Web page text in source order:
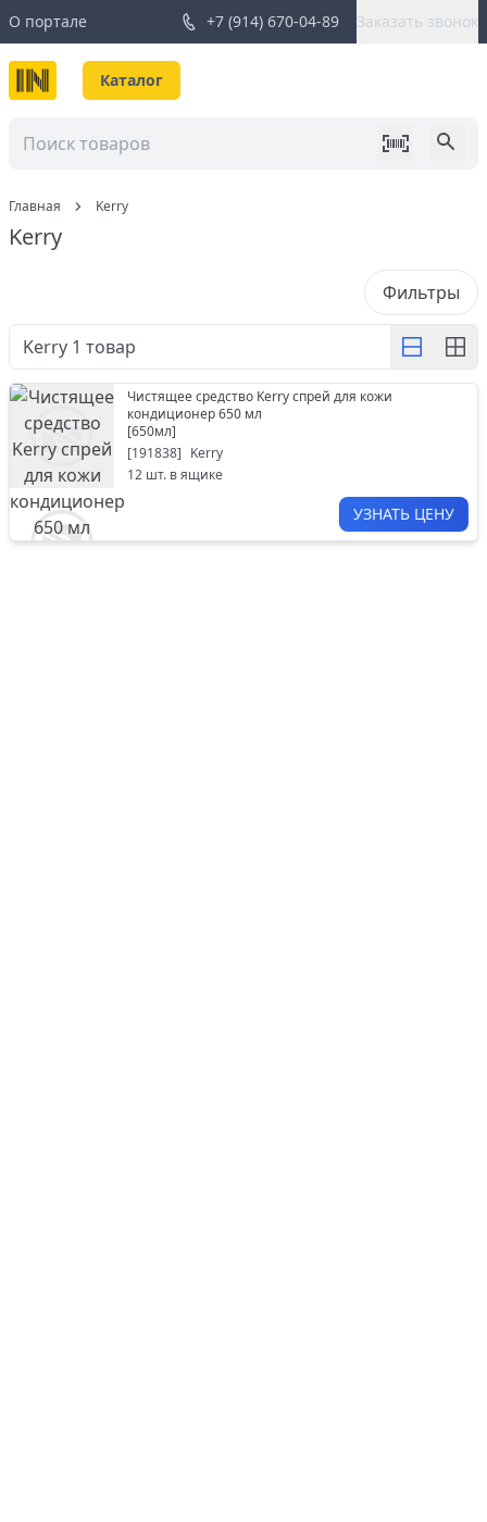
О портале +7 (914) 670-04-89 Заказать звонок
Каталог
Главная Kerry
Kerry
Фильтры
Kerry 1 товар
Чистящее средство Kerry спрей для кожи
кондиционер 650 мл
[650мл]
[191838] Kerry
12 шт. в ящике
УЗНАТЬ ЦЕНУ